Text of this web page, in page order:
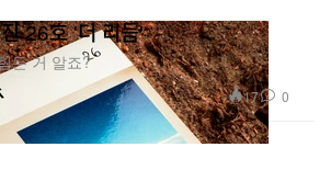
26호 '더 리듬'
든 거 알죠?
17 0